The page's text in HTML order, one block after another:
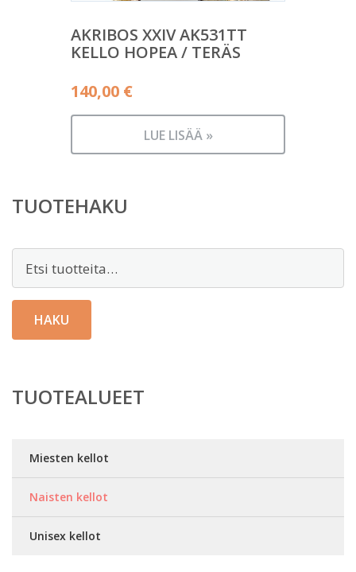
AKRIBOS XXIV AK531TT
KELLO HOPEA / TERÄS
140,00 €
LUE LISÄÄ »
TUOTEHAKU
HAKU
TUOTEALUEET
Miesten kellot
Naisten kellot
Unisex kellot